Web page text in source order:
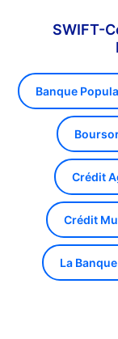
SWIFT-
Banque
Crédit
Crédit
La